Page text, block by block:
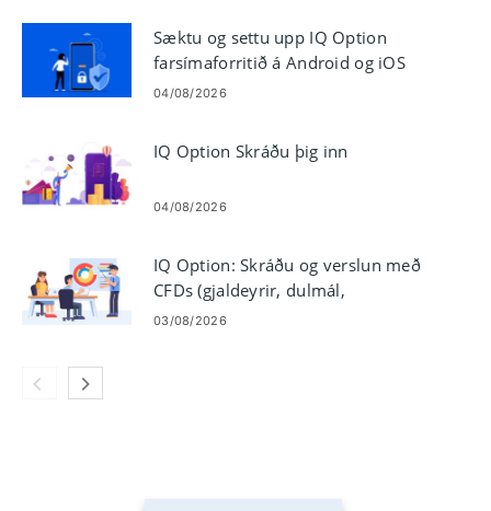
Sæktu og settu upp IQ Option
farsímaforritið á Android og iOS
04/08/2026
IQ Option Skráðu þig inn
04/08/2026
IQ Option: Skráðu og verslun með
CFDs (gjaldeyrir, dulmál,
hlutabréf)
03/08/2026